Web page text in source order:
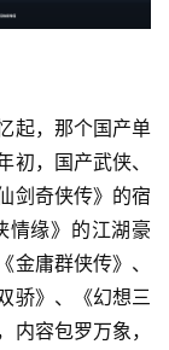
起，那个国产单
，国产武侠、
剑奇侠传》的宿
情缘》的江湖豪
庸群侠传》、
骄》、《幻想三
容包罗万象，